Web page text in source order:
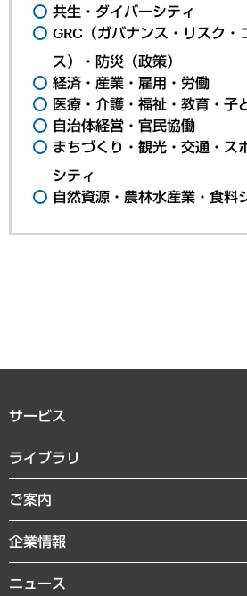
共生・ダイバーシティ
GRC（ガバナンス・リスク・
ス）・防災（政策）
経済・産業・雇用・労働
医療・介護・福祉・教育・子
自治体経営・官民協働
まちづくり・観光・交通・ス
シティ
自然資源・農林水産業・食料
サービス
経営戦略
組織・人事戦略
デジタルイノベーション
共生・ダイバーシティ
ライブラリ
経済調査
レポート
コラム
ご案内
セミナー・イベント情報
MUFGビジネスセミナー
受託案件情報
企業情報
私たちの想い
ニュース